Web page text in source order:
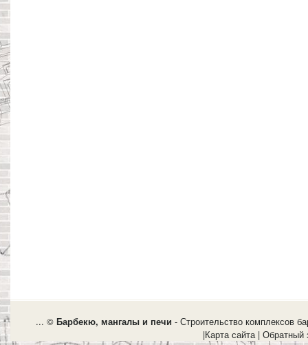
... © Барбекю, мангалы и печи - Строительство комплексов
|Карта сайта| Обратный